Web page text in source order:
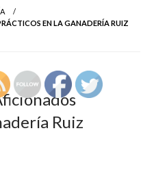
EN LA GANADERÍA RUIZ
Ruiz